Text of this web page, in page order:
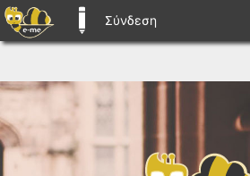
E-ME BLOGS
Σύνδεση